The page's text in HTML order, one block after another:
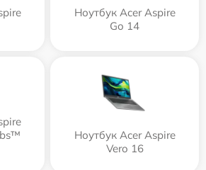
Ноутбук Acer Aspire
Go 14
Ноутбук Acer Aspire
Vero 16